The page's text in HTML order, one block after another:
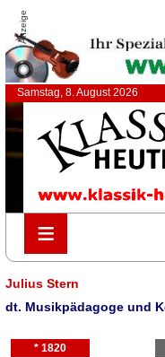
Anzeige
Samstag, 8. August 2026
≡
≡
Julius Stern
dt. Musikpädagoge und
* 1820